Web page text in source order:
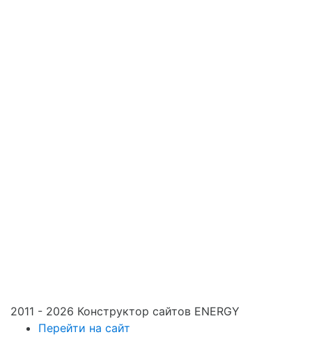
2011 - 2026 Конструктор сайтов ENERGY
Перейти на сайт